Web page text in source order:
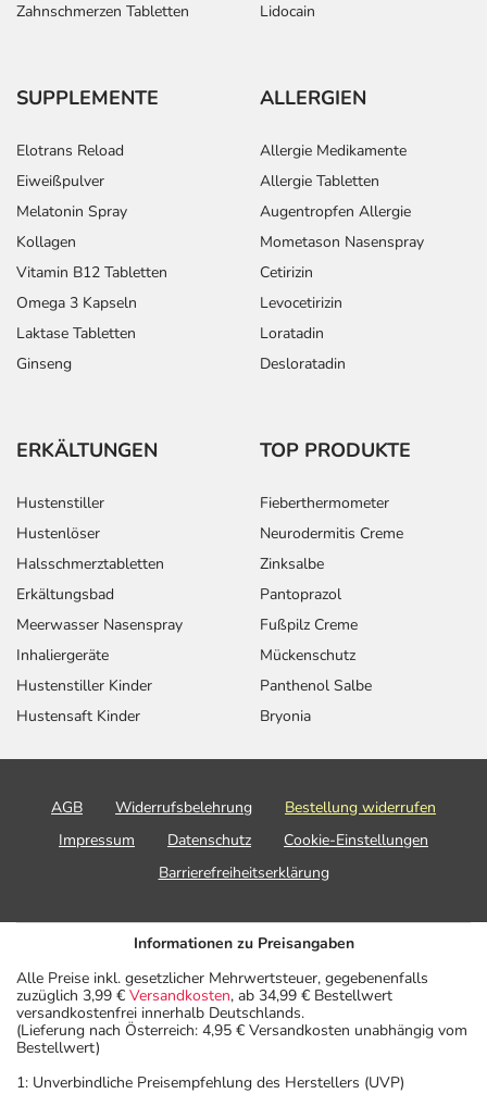
Zahnschmerzen Tabletten Lidocain
SUPPLEMENTE
Elotrans Reload
Eiweißpulver
Melatonin Spray
Kollagen
Vitamin B12 Tabletten
Omega 3 Kapseln
Laktase Tabletten
Ginseng
ALLERGIEN
Allergie Medikamente
Allergie Tabletten
Augentropfen Allergie
Mometason Nasenspray
Cetirizin
Levocetirizin
Loratadin
Desloratadin
ERKÄLTUNGEN
Hustenstiller
Hustenlöser
Halsschmerztabletten
Erkältungsbad
Meerwasser Nasenspray
Inhaliergeräte
Hustenstiller Kinder
Hustensaft Kinder
TOP PRODUKTE
Fieberthermometer
Neurodermitis Creme
Zinksalbe
Pantoprazol
Fußpilz Creme
Mückenschutz
Panthenol Salbe
Bryonia
AGB Widerrufsbelehrung
Bestellung widerrufen
Impressum
Datenschutz
Cookie-Einstellungen
Barrierefreiheitserklärung
Informationen zu Preisangaben
Alle Preise inkl. gesetzlicher Mehrwertsteuer, gegebenenfalls
zuzüglich 3,99 € Versandkosten, ab 34,99 € Bestellwert
versandkostenfrei innerhalb Deutschlands.
(Lieferung nach Österreich: 4,95 € Versandkosten unabhängig vom
Bestellwert)
1: Unverbindliche Preisempfehlung des Herstellers (UVP)